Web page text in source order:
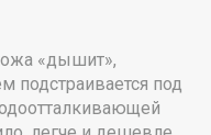
«дышит»,
подстраивается под